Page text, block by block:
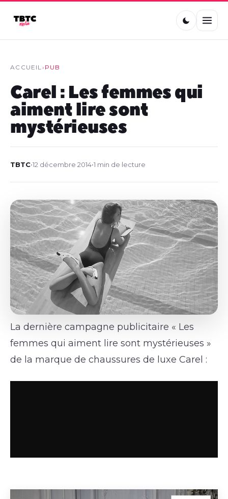
ACCUEIL› PUB
Carel : Les femmes qui
aiment lire sont
mystérieuses
TBTC•12 décembre 2014•1 min de lecture
La dernière campagne publicitaire « Les
femmes qui aiment lire sont mystérieuses »
de la marque de chaussures de luxe Carel :